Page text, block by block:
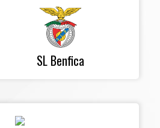
SL Benfica